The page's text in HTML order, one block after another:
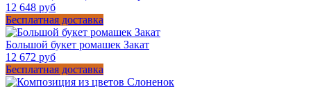
12 648 руб
Бесплатная доставка
Большой букет ромашек Закат
12 672 руб
Бесплатная доставка